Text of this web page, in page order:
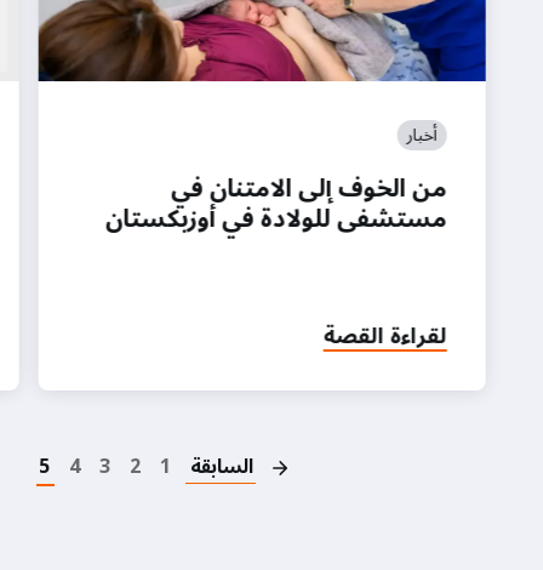
أخبار
من الخوف إلى الامتنان في
مستشفى للولادة في أوزبكستان
لقراءة القصة
السابقة 1
2
3
4
5